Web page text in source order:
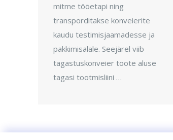
mitme tööetapi ning
transporditakse konveierite
kaudu testimisjaamadesse ja
pakkimisalale. Seejärel viib
tagastuskonveier toote aluse
tagasi tootmisliini …